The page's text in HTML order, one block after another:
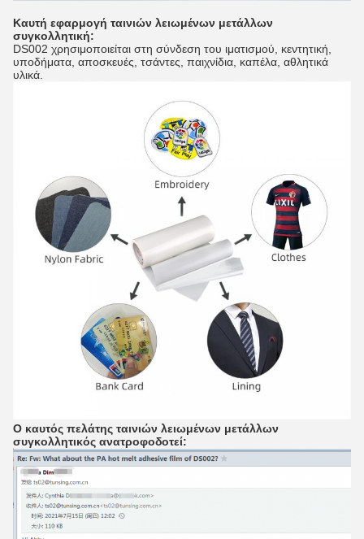
Καυτή εφαρμογή ταινιών λειωμένων μετάλλων
συγκολλητική:
DS002 χρησιμοποιείται στη σύνδεση του ιματισμού, κεντητική,
υποδήματα, αποσκευές, τσάντες, παιχνίδια, καπέλα, αθλητικά
υλικά.
Ο καυτός πελάτης ταινιών λειωμένων μετάλλων
συγκολλητικός ανατροφοδοτεί: